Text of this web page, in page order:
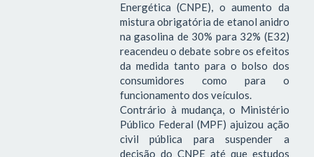
Energética (CNPE), o aumento da
mistura obrigatória de etanol anidro
na gasolina de 30% para 32% (E32)
reacendeu o debate sobre os efeitos
da medida tanto para o bolso dos
consumidores como para o
funcionamento dos veículos.
Contrário à mudança, o Ministério
Público Federal (MPF) ajuizou ação
civil pública para suspender a
decisão do CNPE até que estudos